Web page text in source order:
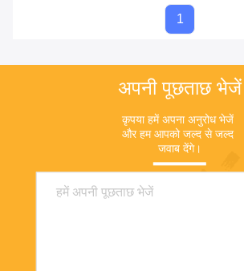
1
अपनी पूछताछ भेजें
कृपया हमें अपना अनुरोध भेजें
और हम आपको जल्द से जल्द
जवाब देंगे।